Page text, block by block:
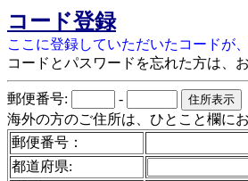
コード登録
ここに登録していただいたコードが
コードとパスワードを忘れた方は、
郵便番号: -
海外の方のご住所は、ひとこと欄に
郵便番号：
都道府県: